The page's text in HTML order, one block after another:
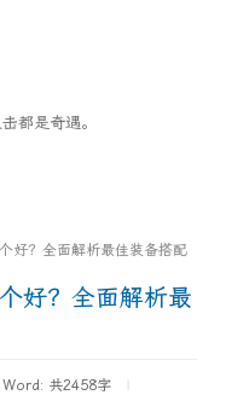
都是奇遇。
好？全面解析最佳装备搭配
好？全面解析最
Word: 共2458字